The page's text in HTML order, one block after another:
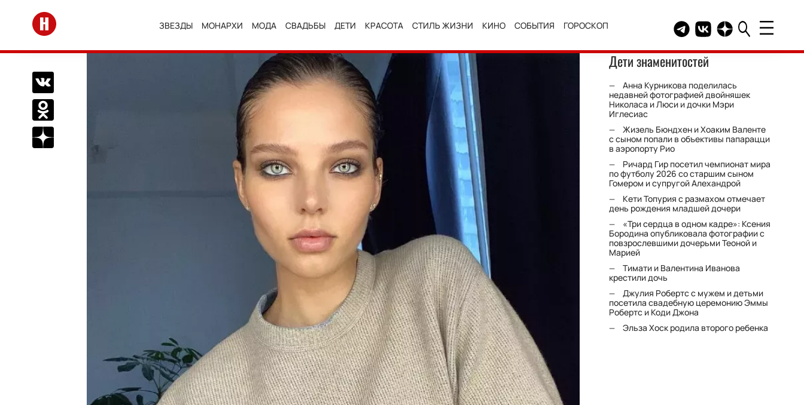
Перейти на главную
ЗВЕЗДЫ МОНАРХИ МОДА СВАДЬБЫ ДЕТИ КРАСОТА СТИЛЬ ЖИЗНИ КИНО СОБЫТИЯ ГОРОСКОП Telegram канал HELLO
Группа HELLO
Канал HELLO в
Поделиться Вконтакте
Поделиться в Одноклассниках
Подписаться на нас в Дзен
Дети знаменитостей
Анна Курникова поделилась
недавней фотографией двойняшек
Николаса и Люси и дочки Мэри
Иглесиас
Жизель Бюндхен и Хоаким Валенте
с сыном попали в объективы папарацци
в аэропорту Рио
Ричард Гир посетил чемпионат мира
по футболу 2026 со старшим сыном
Гомером и супругой Алехандрой
Кети Топурия с размахом отмечает
день рождения младшей дочери
«Три сердца в одном кадре»: Ксения
Бородина опубликовала фотографии с
повзрослевшими дочерьми Теоной и
Марией
Тимати и Валентина Иванова
крестили дочь
Джулия Робертс с мужем и детьми
посетила свадебную церемонию Эммы
Робертс и Коди Джона
Эльза Хоск родила второго ребенка